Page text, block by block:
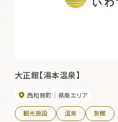
大正館【湯本温泉】
西和賀町 県南エリア
観光施設 温泉 旅館